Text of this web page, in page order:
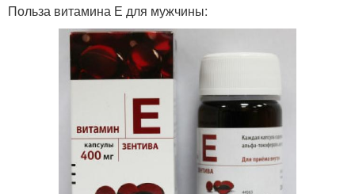
Польза витамина Е для мужчины: